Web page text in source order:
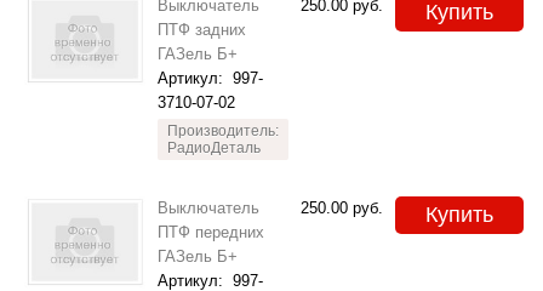
Выключатель
ПТФ задних
ГАЗель Б+
Артикул: 997-
3710-07-02
Производитель:
РадиоДеталь
250.00 руб. Купить
Выключатель
ПТФ передних
ГАЗель Б+
Артикул: 997-
250.00 руб. Купить